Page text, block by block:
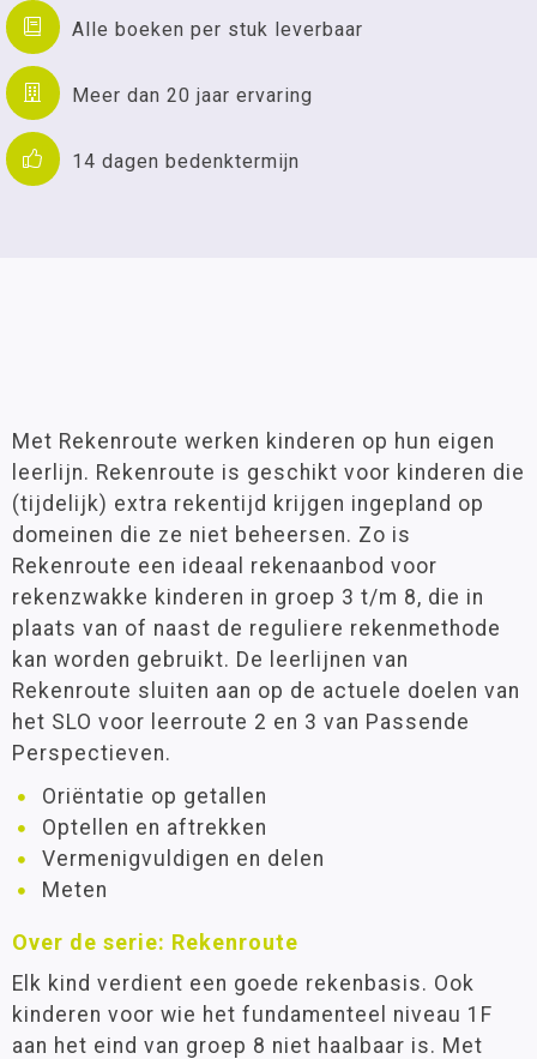
Alle boeken per stuk leverbaar
Meer dan 20 jaar ervaring
14 dagen bedenktermijn
Met Rekenroute werken kinderen op hun eigen
leerlijn. Rekenroute is geschikt voor kinderen die
(tijdelijk) extra rekentijd krijgen ingepland op
domeinen die ze niet beheersen. Zo is
Rekenroute een ideaal rekenaanbod voor
rekenzwakke kinderen in groep 3 t/m 8, die in
plaats van of naast de reguliere rekenmethode
kan worden gebruikt. De leerlijnen van
Rekenroute sluiten aan op de actuele doelen van
het SLO voor leerroute 2 en 3 van Passende
Perspectieven.
Oriëntatie op getallen
Optellen en aftrekken
Vermenigvuldigen en delen
Meten
Over de serie: Rekenroute
Elk kind verdient een goede rekenbasis. Ook
kinderen voor wie het fundamenteel niveau 1F
aan het eind van groep 8 niet haalbaar is. Met